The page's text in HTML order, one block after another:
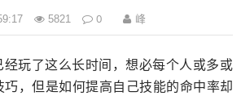
5821 0 峰
经玩了这么长时间，想必每个人或多或
巧，但是如何提高自己技能的命中率却